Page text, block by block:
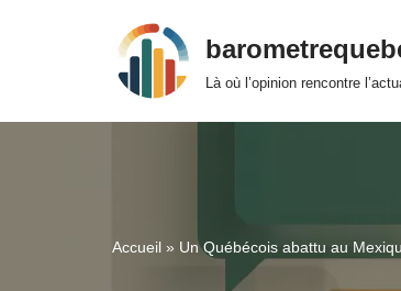
contenu
Là où l’opinion rencontre
Accueil » Un Québécois abattu au